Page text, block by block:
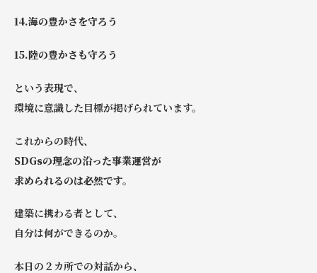
14.海の豊かさを守ろう
15.陸の豊かさも守ろう
という表現で、
環境に意識した目標が掲げられています。
これからの時代、
SDGsの理念の沿った事業運営が
求められるのは必然です。
建築に携わる者として、
自分は何ができるのか。
本日の２カ所での対話から、